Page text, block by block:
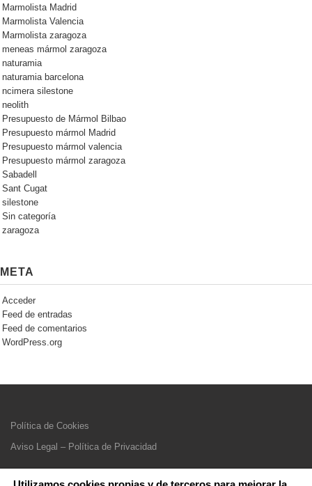
Marmolista Madrid
Marmolista Valencia
Marmolista zaragoza
meneas mármol zaragoza
naturamia
naturamia barcelona
ncimera silestone
neolith
Presupuesto de Mármol Bilbao
Presupuesto mármol Madrid
Presupuesto mármol valencia
Presupuesto mármol zaragoza
Sabadell
Sant Cugat
silestone
Sin categoría
zaragoza
META
Acceder
Feed de entradas
Feed de comentarios
WordPress.org
Política de Cookies
Aviso Legal – Política de Privacidad